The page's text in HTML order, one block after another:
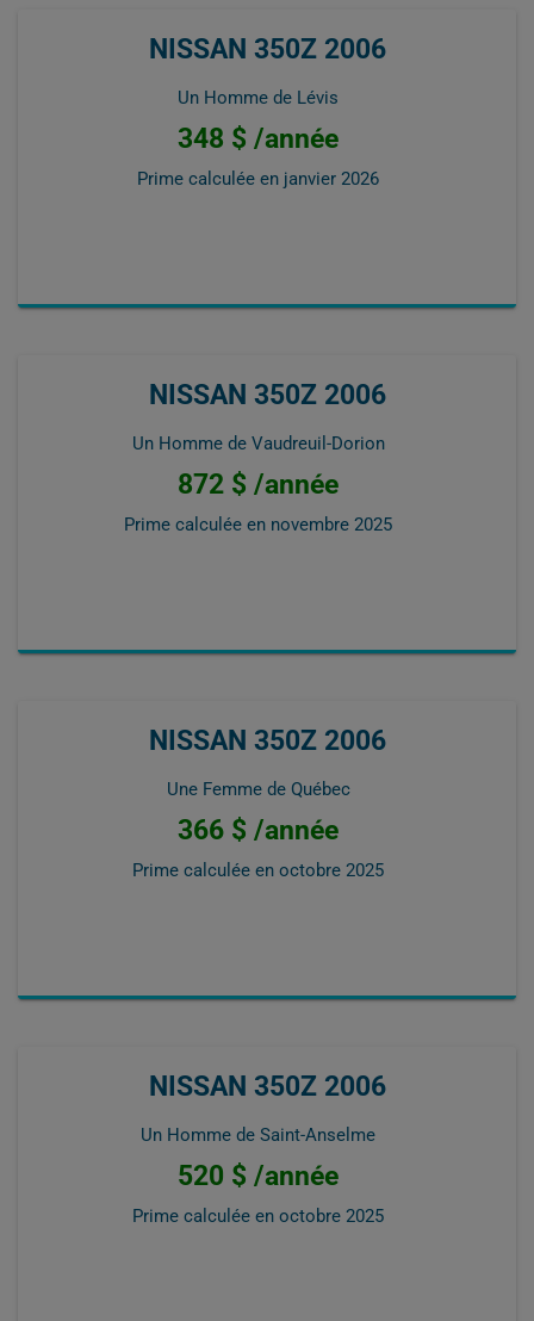
NISSAN 350Z 2006
Un Homme de Lévis
348 $ /année
Prime calculée en janvier 2026
NISSAN 350Z 2006
Un Homme de Vaudreuil-Dorion
872 $ /année
Prime calculée en novembre 2025
NISSAN 350Z 2006
Une Femme de Québec
366 $ /année
Prime calculée en octobre 2025
NISSAN 350Z 2006
Un Homme de Saint-Anselme
520 $ /année
Prime calculée en octobre 2025